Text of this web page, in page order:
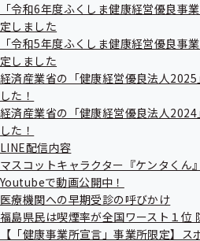
「令和6年度ふくしま健康経営優良事
定しました
「令和5年度ふくしま健康経営優良事
定しました
経済産業省の「健康経営優良法人
した！
経済産業省の「健康経営優良法人
した！
LINE配信内容
マスコットキャラクター『ケンタくん
Youtubeで動画公開中！
医療機関への早期受診の呼びかけ
福島県民は喫煙率が全国ワースト１位
【「健康事業所宣言」事業所限定】
連絡先・アクセス
本部所在地
ご案内